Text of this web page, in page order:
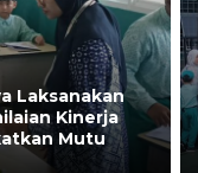
Laksanakan
Kinerja
Mutu